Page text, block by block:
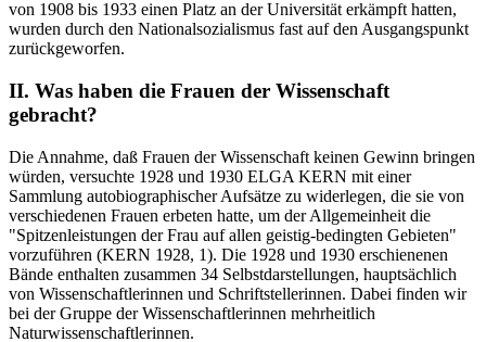
von 1908 bis 1933 einen Platz an der Universität erkämpft hatten,
wurden durch den Nationalsozialismus fast auf den Ausgangspunkt
zurückgeworfen.
II. Was haben die Frauen der Wissenschaft
gebracht?
Die Annahme, daß Frauen der Wissenschaft keinen Gewinn bringen
würden, versuchte 1928 und 1930 ELGA KERN mit einer
Sammlung autobiographischer Aufsätze zu widerlegen, die sie von
verschiedenen Frauen erbeten hatte, um der Allgemeinheit die
"Spitzenleistungen der Frau auf allen geistig-bedingten Gebieten"
vorzuführen (KERN 1928, 1). Die 1928 und 1930 erschienenen
Bände enthalten zusammen 34 Selbstdarstellungen, hauptsächlich
von Wissenschaftlerinnen und Schriftstellerinnen. Dabei finden wir
bei der Gruppe der Wissenschaftlerinnen mehrheitlich
Naturwissenschaftlerinnen.